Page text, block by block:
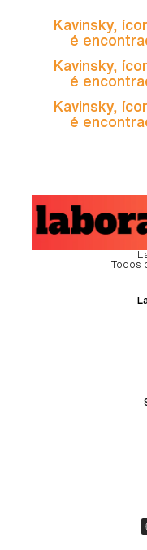
Kavinsky,
é
Kavinsky,
é
Kavinsky,
é
Todos